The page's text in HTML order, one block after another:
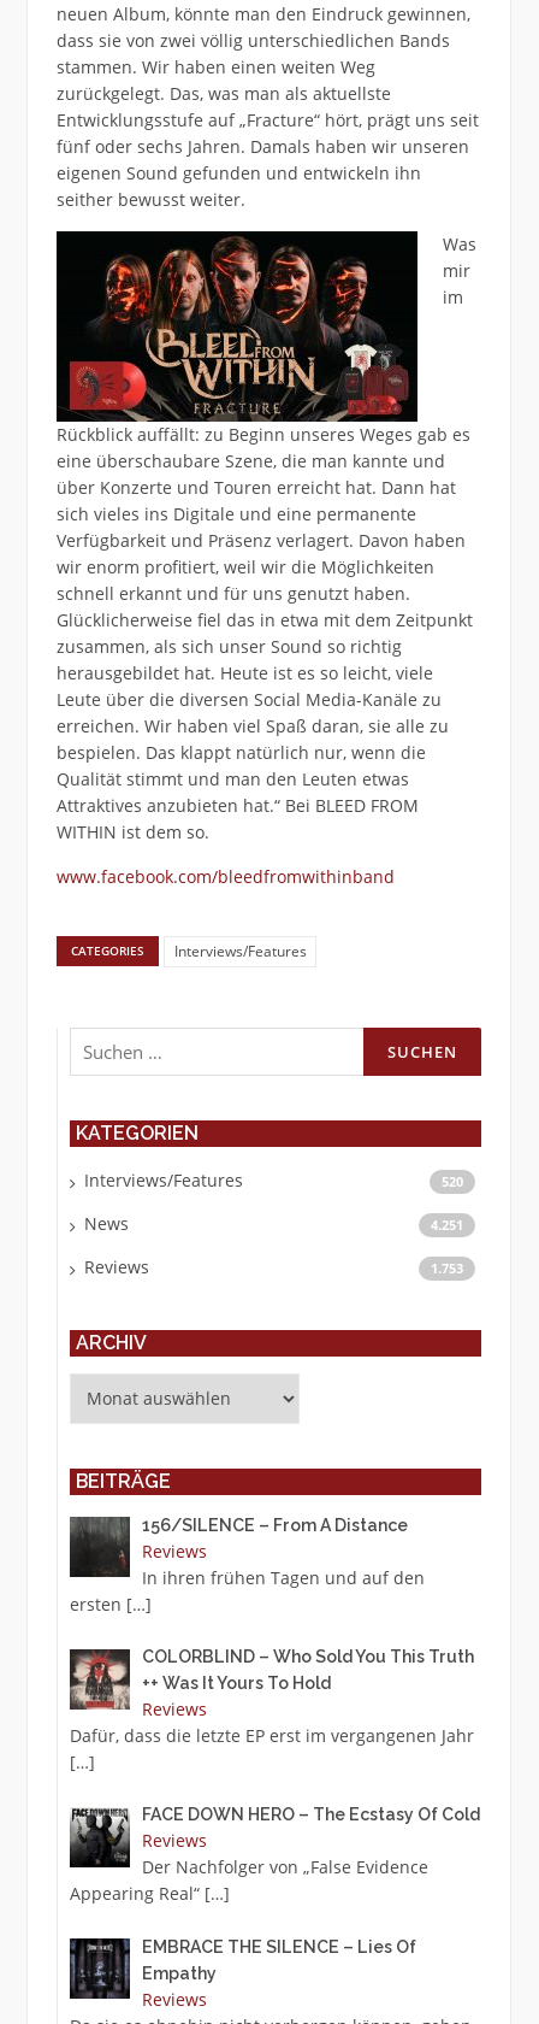
neuen Album, könnte man den Eindruck gewinnen,
dass sie von zwei völlig unterschiedlichen Bands
stammen. Wir haben einen weiten Weg
zurückgelegt. Das, was man als aktuellste
Entwicklungsstufe auf „Fracture“ hört, prägt uns seit
fünf oder sechs Jahren. Damals haben wir unseren
eigenen Sound gefunden und entwickeln ihn
seither bewusst weiter.
Was
mir
im
Rückblick auffällt: zu Beginn unseres Weges gab es
eine überschaubare Szene, die man kannte und
über Konzerte und Touren erreicht hat. Dann hat
sich vieles ins Digitale und eine permanente
Verfügbarkeit und Präsenz verlagert. Davon haben
wir enorm profitiert, weil wir die Möglichkeiten
schnell erkannt und für uns genutzt haben.
Glücklicherweise fiel das in etwa mit dem Zeitpunkt
zusammen, als sich unser Sound so richtig
herausgebildet hat. Heute ist es so leicht, viele
Leute über die diversen Social Media-Kanäle zu
erreichen. Wir haben viel Spaß daran, sie alle zu
bespielen. Das klappt natürlich nur, wenn die
Qualität stimmt und man den Leuten etwas
Attraktives anzubieten hat.“ Bei BLEED FROM
WITHIN ist dem so.
www.facebook.com/bleedfromwithinband
CATEGORIES Interviews/Features
Suchen
nach:
KATEGORIEN
Interviews/Features 520
News 4.251
Reviews 1.753
ARCHIV
BEITRÄGE
156/SILENCE – From A Distance
Reviews
In ihren frühen Tagen und auf den
ersten […]
COLORBLIND – Who Sold You This Truth
++ Was It Yours To Hold
Reviews
Dafür, dass die letzte EP erst im vergangenen Jahr
[…]
FACE DOWN HERO – The Ecstasy Of Cold
Reviews
Der Nachfolger von „False Evidence
Appearing Real“ […]
EMBRACE THE SILENCE – Lies Of
Empathy
Reviews